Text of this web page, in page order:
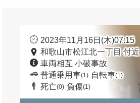
2023年11月16日(木)07:15
和歌山市松江北一丁目 付近
車両相互 小破事故
普通乗用車(1) 自転車(1)
死亡(0) 負傷(1)